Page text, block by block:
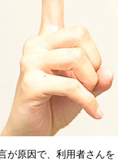
が原因で、利用者さんを